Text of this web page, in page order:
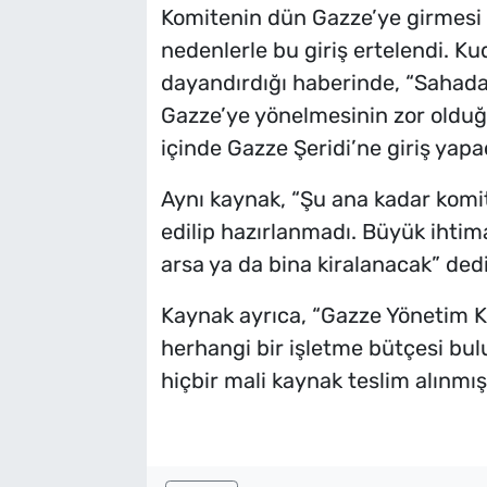
Komitenin dün Gazze’ye
nedenlerle bu giriş ertelendi.
dayandırdığı haberinde,
Gazze’ye yönelmesinin zor
içinde Gazze Şeridi’ne giriş
Aynı kaynak, “Şu ana kadar
edilip hazırlanmadı. Büyük
arsa ya da bina kiralanacak”
Kaynak ayrıca, “Gazze
herhangi bir işletme bütçesi
hiçbir mali kaynak teslim